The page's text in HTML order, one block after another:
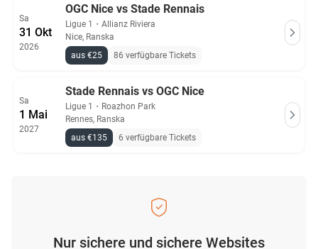
Sa
31 Okt
2026
OGC Nice vs Stade Rennais
Ligue 1 ・ Allianz Riviera
Nice, Ranska
aus €25
86 verfügbare Tickets
Sa
1 Mai
2027
Stade Rennais vs OGC Nice
Ligue 1 ・ Roazhon Park
Rennes, Ranska
aus €135
6 verfügbare Tickets
Nur sichere und sichere Websites